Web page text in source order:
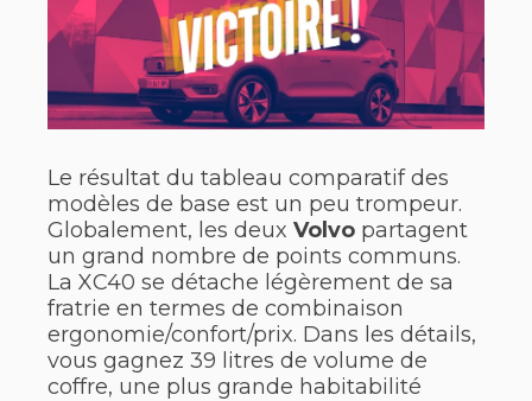
Le résultat du tableau comparatif des
modèles de base est un peu trompeur.
Globalement, les deux Volvo partagent
un grand nombre de points communs.
La XC40 se détache légèrement de sa
fratrie en termes de combinaison
ergonomie/confort/prix. Dans les détails,
vous gagnez 39 litres de volume de
coffre, une plus grande habitabilité